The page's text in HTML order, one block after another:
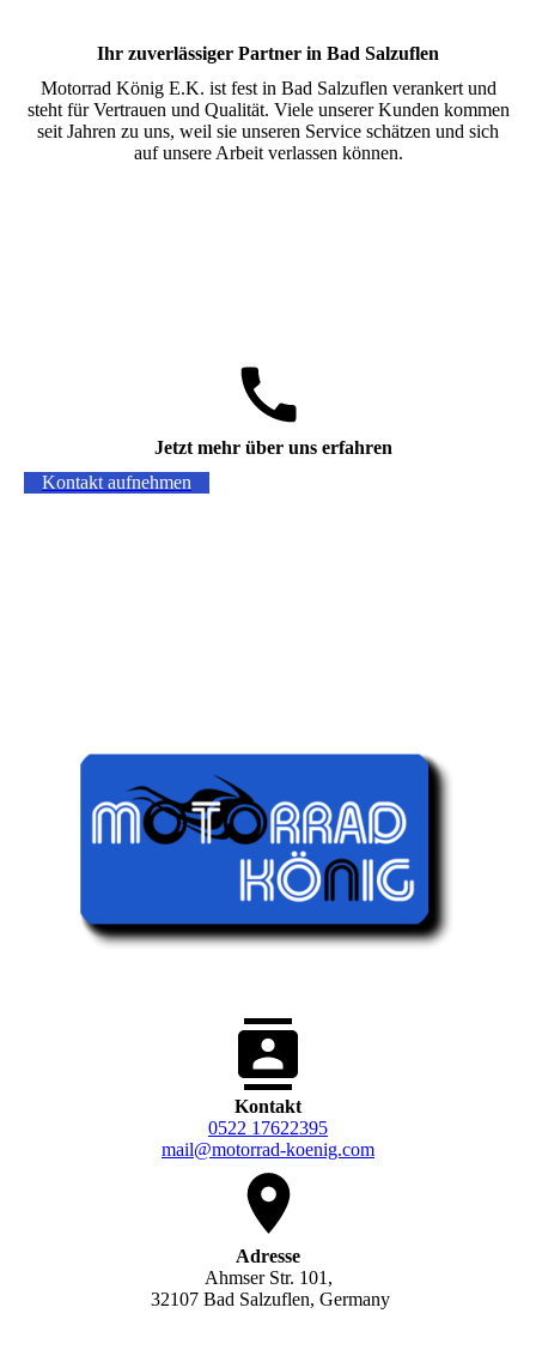
Ihr zuverlässiger Partner in Bad Salzuflen
Motorrad König E.K. ist fest in Bad Salzuflen verankert und
steht für Vertrauen und Qualität. Viele unserer Kunden kommen
seit Jahren zu uns, weil sie unseren Service schätzen und sich
auf unsere Arbeit verlassen können.
Jetzt mehr über uns erfahren
Kontakt aufnehmen
Kontakt
0522 17622395
mail@motorrad-koenig.com
Adresse
Ahmser Str. 101,
32107 Bad Salzuflen, Germany